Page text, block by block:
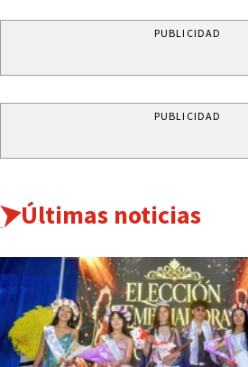
PUBLICIDAD
PUBLICIDAD
Últimas noticias